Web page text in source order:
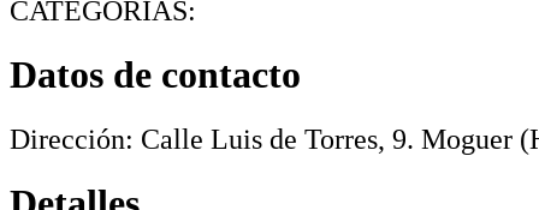
CATEGORÍAS:
Datos de contacto
Dirección: Calle Luis de Torres, 9. Moguer